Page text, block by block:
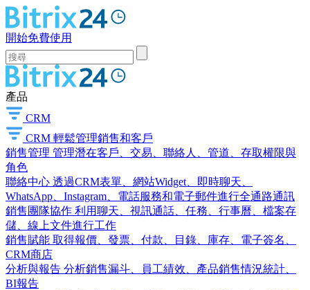
開始免費使用
產品
CRM
CRM 輕鬆管理銷售和客戶
銷售管理 管理潛在客戶、交易、聯絡人、管道、存取權限與
角色
聯絡中心 透過CRM表單、網站Widget、即時聊天、
WhatsApp、Instagram、電話服務和電子郵件進行全通路通訊
銷售團隊協作 利用聊天、視訊通話、任務、行事曆、檔案存
儲、線上文件進行工作
銷售賦能 取得報價、發票、付款、目錄、庫存、電子簽名、
CRM商店
分析與報告 分析銷售漏斗、員工績效、產品銷售情況統計、
BI報告